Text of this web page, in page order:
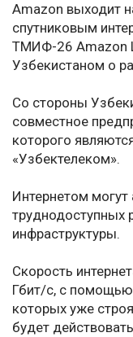
Amazon выходит
спутниковым
ТМИФ-26 Amazon
Узбекистаном о
Со стороны
совместное
которого
«Узбектелеком».
Интернетом могут
труднодоступных
инфраструктуры.
Скорость
Гбит/с, с помощью
которых уже
будет